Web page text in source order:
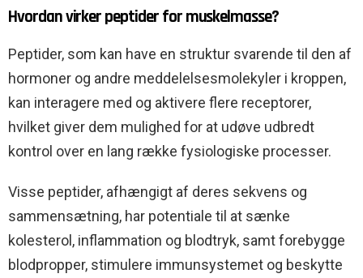
Hvordan virker peptider for muskelmasse?
Peptider, som kan have en struktur svarende til den af
hormoner og andre meddelelsesmolekyler i kroppen,
kan interagere med og aktivere flere receptorer,
hvilket giver dem mulighed for at udøve udbredt
kontrol over en lang række fysiologiske processer.
Visse peptider, afhængigt af deres sekvens og
sammensætning, har potentiale til at sænke
kolesterol, inflammation og blodtryk, samt forebygge
blodpropper, stimulere immunsystemet og beskytte